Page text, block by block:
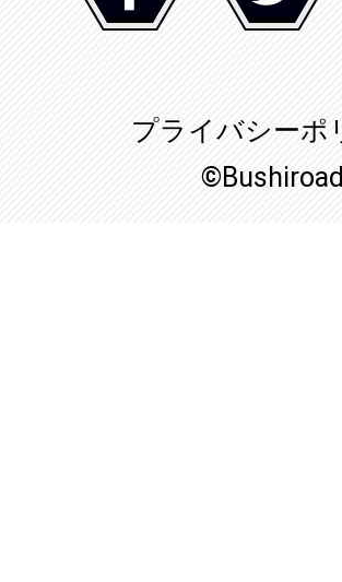
プライバシーポ